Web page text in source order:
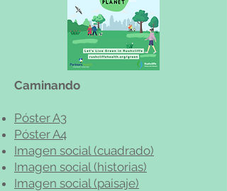
Caminando
Póster A3
Póster A4
Imagen social (cuadrado)
Imagen social (historias)
Imagen social (paisaje)